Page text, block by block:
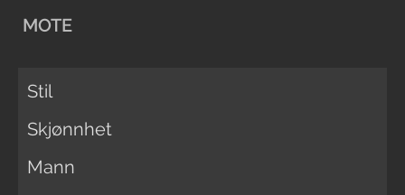
MOTE
Stil
Skjønnhet
Mann